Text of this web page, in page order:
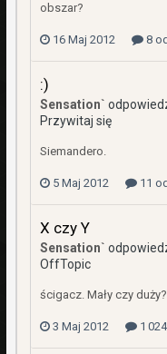
obszar?
16 Maj 2012 8
:)
Sensation`
Przywitaj się
Siemandero.
5 Maj 2012 11
X czy Y
Sensation`
OffTopic
ścigacz. Mały czy duży?
3 Maj 2012 1